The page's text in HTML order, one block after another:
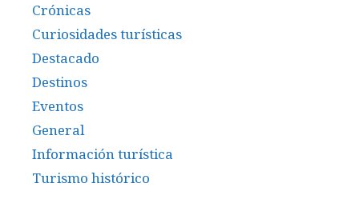
Crónicas
Curiosidades turísticas
Destacado
Destinos
Eventos
General
Información turística
Turismo histórico